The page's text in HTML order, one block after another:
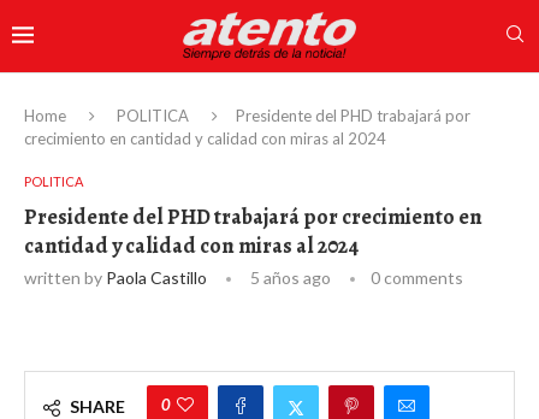
Home POLITICA
Presidente del PHD trabajará por
crecimiento en cantidad y calidad con miras al 2024
POLITICA
Presidente del PHD trabajará por crecimiento en
cantidad y calidad con miras al 2024
written by Paola Castillo 5 años ago 0 comments
SHARE 0